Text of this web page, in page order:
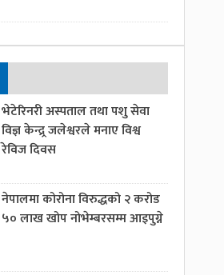
भेटेरिनरी अस्पताल तथा पशु सेवा
विज्ञ केन्द्र्र जलेश्वरले मनाए विश्व
रेविज दिवस
नेपालमा कोरोना विरुद्धको २ करोड
५० लाख खोप नोभेम्बरसम्म आइपुग्ने